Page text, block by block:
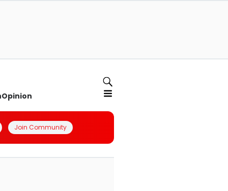
Opinion
Join Community